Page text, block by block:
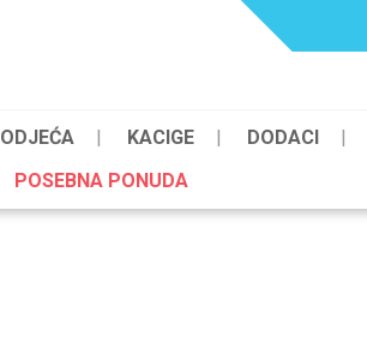
ODJEĆA KACIGE
DODACI
POSEBNA PONUDA